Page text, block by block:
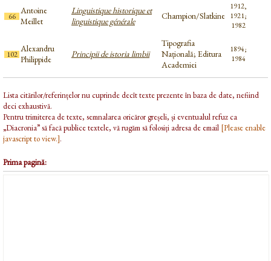
66
Antoine
Meillet
Linguistique historique et
linguistique générale
Champion/Slatkine
1912,
1921;
1982
102
Alexandru
Philippide
Principii de istoria limbii
Tipografia
Națională; Editura
Academiei
1894;
1984
Lista citărilor/referințelor nu cuprinde decît texte prezente în baza de date, nefiind
deci exhaustivă.
Pentru trimiterea de texte, semnalarea oricăror greșeli, și eventualul refuz ca
„Diacronia” să facă publice textele, vă rugăm să folosiți adresa de email [Please enable
javascript to view.].
Prima pagină: